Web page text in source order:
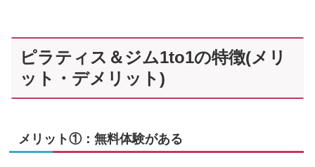
ピラティス＆ジム1to1の特徴(メリ
ット・デメリット)
メリット①：無料体験がある